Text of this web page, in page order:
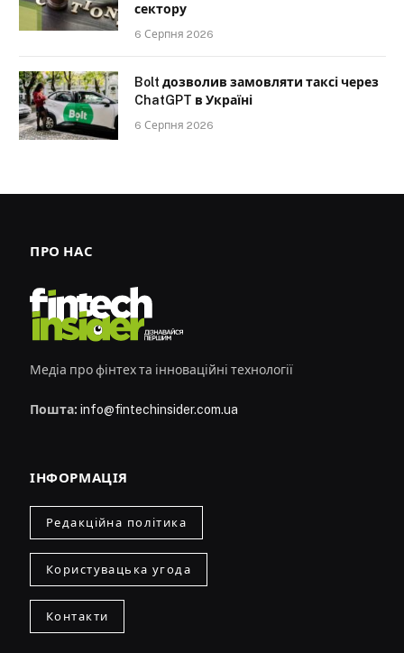
сектору
6 Серпня 2026
Bolt дозволив замовляти таксі через
ChatGPT в Україні
6 Серпня 2026
ПРО НАС
Медіа про фінтех та інноваційні технології
Пошта: info@fintechinsider.com.ua
ІНФОРМАЦІЯ
Редакційна політика
Користувацька угода
Контакти